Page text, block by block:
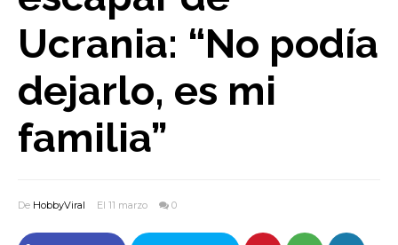
Ucrania: “No podía
dejarlo, es mi
familia”
De HobbyViral El 11 marzo 0